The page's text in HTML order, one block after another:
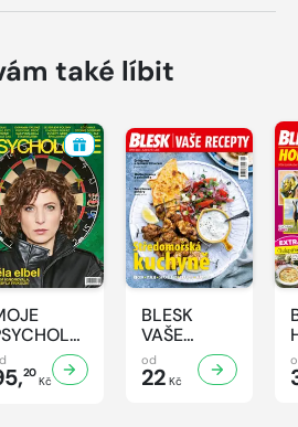
také líbit
2026
20
Kč
BLESK
VAŠE
RECEPTY -
8/2026
od
22 Kč